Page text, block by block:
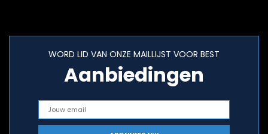
WORD LID VAN ONZE MAILLIJST VOOR BEST
Aanbiedingen